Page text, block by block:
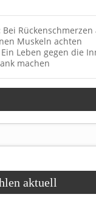
Bei
Muskeln achten
Ein Leben gegen die
machen
aktuell